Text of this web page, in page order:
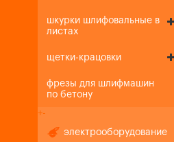
шкурки шлифовальные в
листах
щетки-крацовки
фрезы для шлифмашин
по бетону
+-
электрооборудование